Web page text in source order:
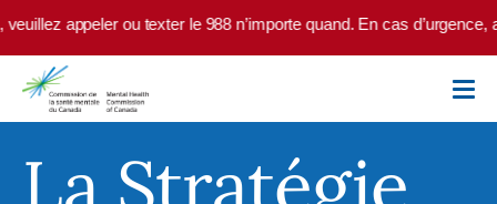
Skip to main content
ou texter le 988 n’importe quand. En cas d’urgence, appelez le 9-